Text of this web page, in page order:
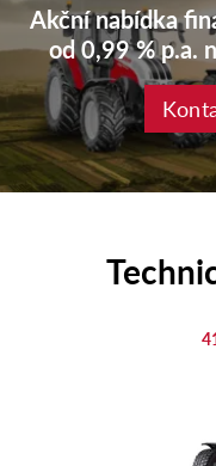
Akční nabídka
od 0,99 % p.a.